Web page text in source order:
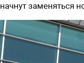
начнут заменяться